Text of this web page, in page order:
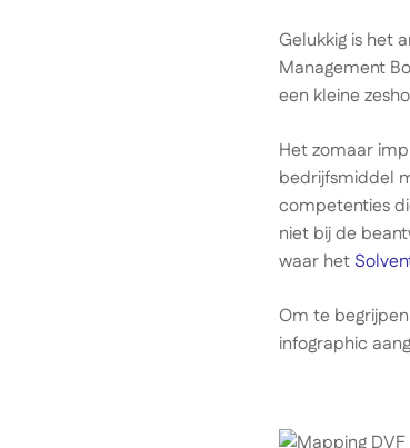
Gelukkig is het
Management
een kleine
Het zomaar
bedrijfsmiddel
competenties
niet bij de
waar het
Om te
infographic